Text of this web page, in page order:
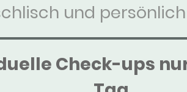
und
Check-ups